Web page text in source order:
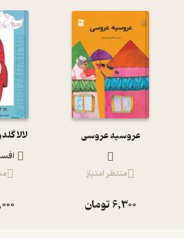
عروسیه عروسی
منتظر امتیاز
6,300تومان
لالا